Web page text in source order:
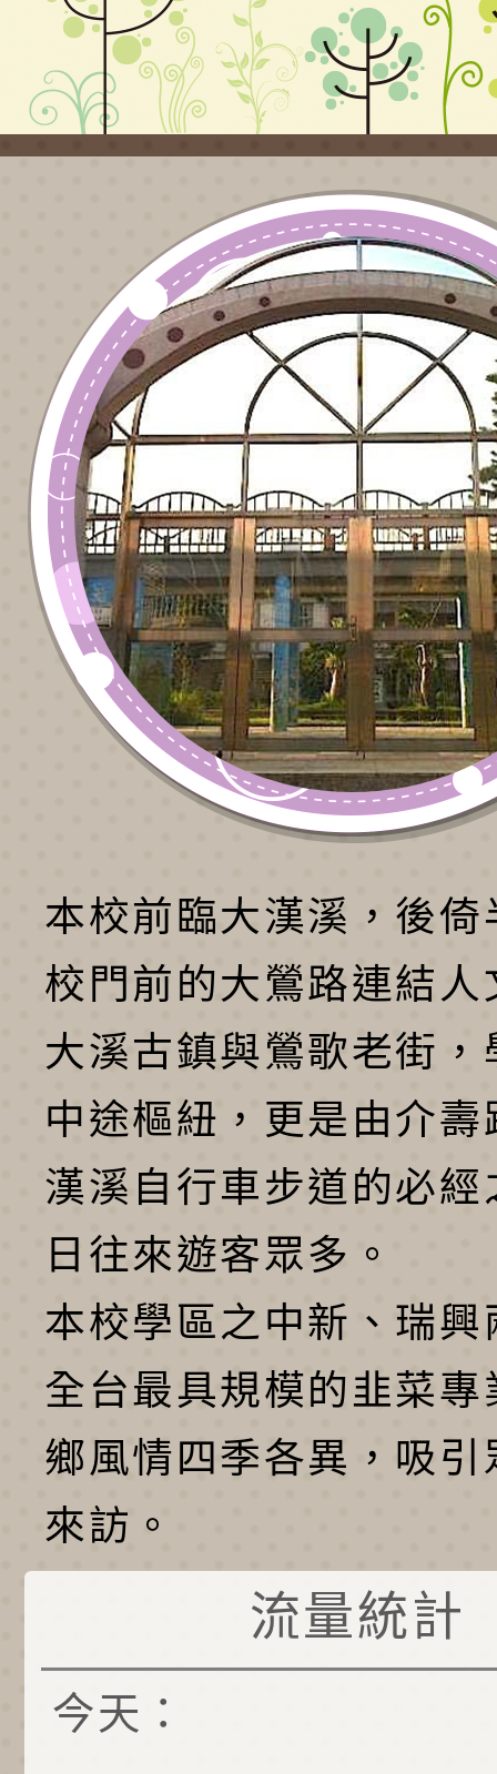
本校前臨大漢溪，後倚
校門前的大鶯路連結人
大溪古鎮與鶯歌老街，
中途樞紐，更是由介壽
漢溪自行車步道的必經
日往來遊客眾多。
本校學區之中新、瑞興
全台最具規模的韭菜專
鄉風情四季各異，吸引
來訪。
流量統計
今天：